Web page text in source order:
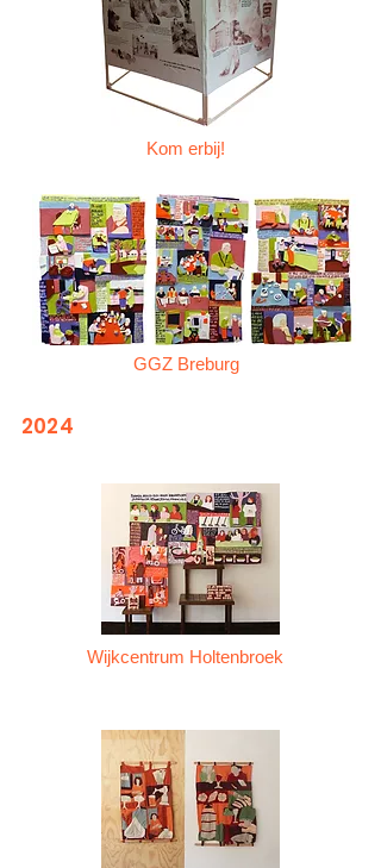
Kom erbij!
GGZ Breburg
2024
Wijkcentrum Holtenbroek